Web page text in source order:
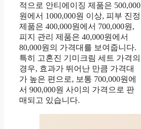
적으로 안티에이징 제품은 500,000
원에서 1000,000원 이상, 피부 진정
제품은 400,000원에서 700,000원,
피지 관리 제품은 40,000원에서
80,000원의 가격대를 보여줍니다.
특히 고혼진 기미크림 세트 가격의
경우, 효과가 뛰어난 만큼 가격대
가 높은 편으로, 보통 700,000원에
서 900,000원 사이의 가격으로 판
매되고 있습니다.